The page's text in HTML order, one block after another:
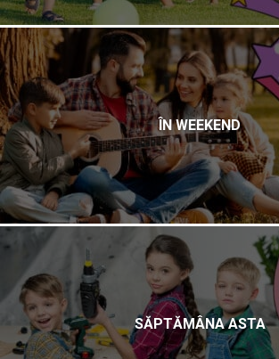
ÎN WEEKEND
SĂPTĂMÂNA ASTA